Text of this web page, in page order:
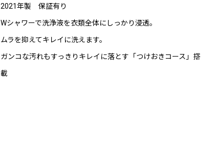
2021年製 保証有り
Wシャワーで洗浄液を衣類全体にしっかり浸透。
ムラを抑えてキレイに洗えます。
ガンコな汚れもすっきりキレイに落とす「つけおきコース」搭
載